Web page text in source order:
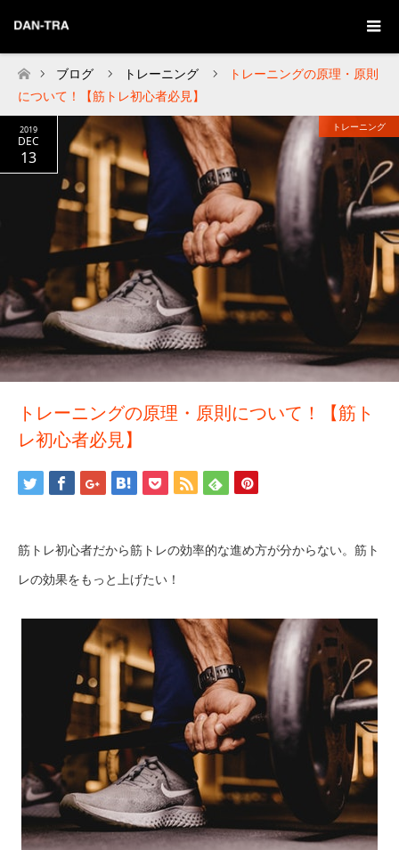
Home
ブログ トレーニング
トレーニングの原理・原則
について！【筋トレ初心者必見】
2019
DEC
13
トレーニング
トレーニングの原理・原則について！【筋ト
レ初心者必見】
筋トレ初心者だから筋トレの効率的な進め方が分からない。筋ト
レの効果をもっと上げたい！